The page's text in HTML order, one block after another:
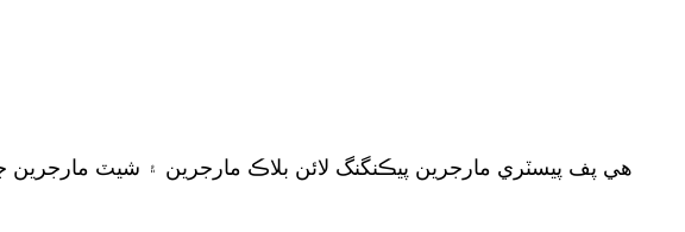
هي پف پيسٽري مارجرين پيڪنگنگ لائن بلاڪ مارجرين ۽ شيٽ